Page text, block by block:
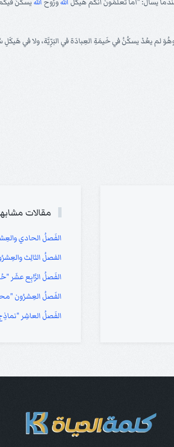
لم يعُدْ يسكُنُ في خَيمَةِ العِبادَة في البَرِّيَّة، ولا في
مقالات
الفَصلُ الحادي
الفصلُ الثالِث
الفَصلُ الرَّابِع عشَر
الفَصلُ العِشرُون
الفَصلُ العاشِر